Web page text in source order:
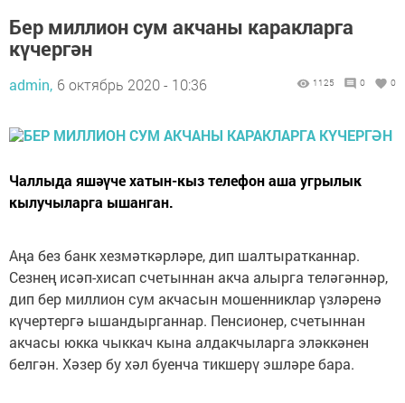
Бер миллион сум акчаны каракларга
күчергән
admin, 6 октябрь 2020 - 10:36 1125 0 0
Чаллыда яшәүче хатын-кыз телефон аша угрылык
кылучыларга ышанган.
Аңа без банк хезмәткәрләре, дип шалтыратканнар.
Сезнең исәп-хисап счетыннан акча алырга теләгәннәр,
дип бер миллион сум акчасын мошенниклар үзләренә
күчертергә ышандырганнар. Пенсионер, счетыннан
акчасы юкка чыккач кына алдакчыларга эләккәнен
белгән. Хәзер бу хәл буенча тикшерү эшләре бара.